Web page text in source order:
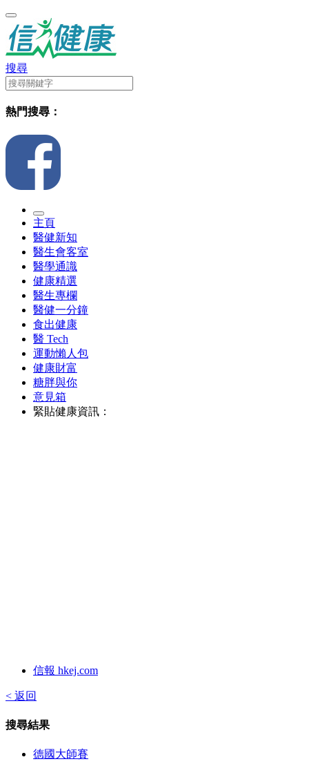
搜尋
熱門搜尋：
主頁
醫健新知
醫生會客室
醫學通識
健康精選
醫生專欄
醫健一分鐘
食出健康
醫 Tech
運動懶人包
健康財富
糖胖與你
意見箱
緊貼健康資訊：
信報 hkej.com
< 返回
搜尋結果
德國大師賽